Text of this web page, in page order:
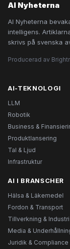
AI Nyheterna
AI Nyheterna
intelligens.
skrivs på svenska
Producerad av
AI-TEKNOLOGI
LLM
Robotik
Business &
Produktlansering
Tal & Ljud
Infrastruktur
AI I BRANSCHER
Hälsa & Läkemedel
Fordon & Transport
Tillverkning & Industri
Media &
Juridik & Compliance